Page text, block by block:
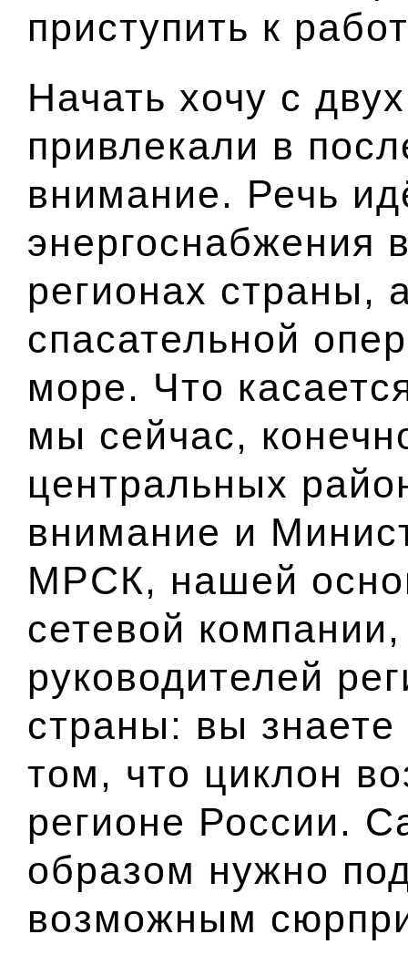
приступить к
Начать хочу с
привлекали в
внимание. Речь
энергоснабжения
регионах страны,
спасательной
море. Что
мы сейчас,
центральных
внимание и
МРСК, нашей
сетевой
руководителей
страны: вы знаете
том, что циклон
регионе России.
образом нужно
возможным